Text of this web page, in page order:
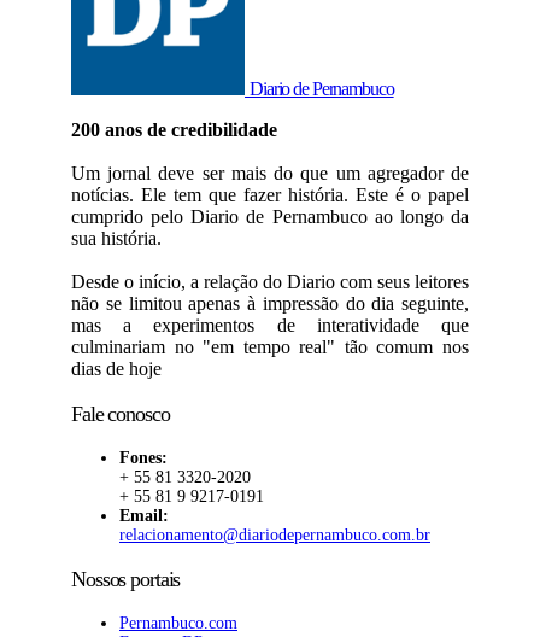
Diario de Pernambuco
200 anos de credibilidade
Um jornal deve ser mais do que um agregador de
notícias. Ele tem que fazer história. Este é o papel
cumprido pelo Diario de Pernambuco ao longo da
sua história.
Desde o início, a relação do Diario com seus leitores
não se limitou apenas à impressão do dia seguinte,
mas a experimentos de interatividade que
culminariam no "em tempo real" tão comum nos
dias de hoje
Fale conosco
Fones:
+ 55 81 3320-2020
+ 55 81 9 9217-0191
Email:
relacionamento@diariodepernambuco.com.br
Nossos portais
Pernambuco.com